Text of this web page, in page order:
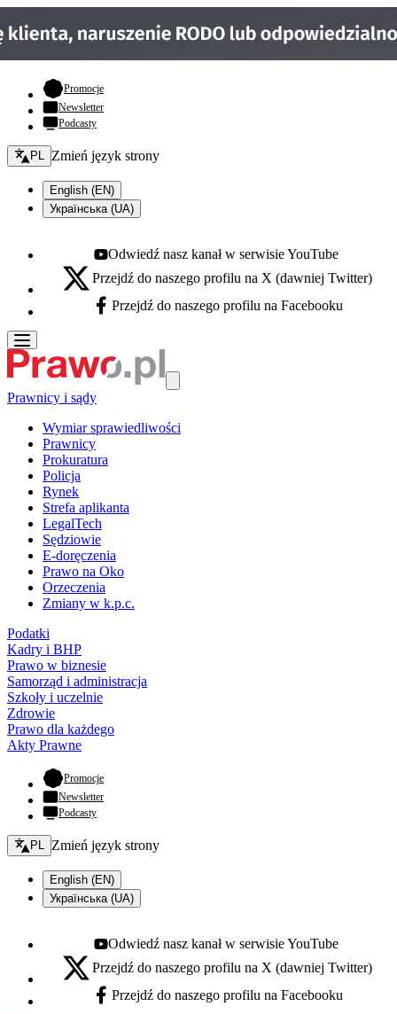
Promocje- otwiera się w nowej karcie
Newsletter
Podcasty
Zmień język - bieżący:
PL Zmień język strony
English (EN)
Українська (UA)
Youtube - otwiera się w nowej karcie
Odwiedź nasz kanał w serwisie YouTube
X - otwiera się w nowej karcie
Przejdź do naszego profilu na X (dawniej Twitter)
Facebook - otwiera się w nowej karcie
Przejdź do naszego profilu na Facebooku
Prawnicy i sądy
Wymiar sprawiedliwości
Prawnicy
Prokuratura
Policja
Rynek
Strefa aplikanta
LegalTech
Sędziowie
E-doręczenia
Prawo na Oko
Orzeczenia
Zmiany w k.p.c.
Podatki
Kadry i BHP
Prawo w biznesie
Samorząd i administracja
Szkoły i uczelnie
Zdrowie
Prawo dla każdego
Akty Prawne
Promocje- otwiera się w nowej karcie
Newsletter
Podcasty
Zmień język - bieżący:
PL Zmień język strony
English (EN)
Українська (UA)
Youtube - otwiera się w nowej karcie
Odwiedź nasz kanał w serwisie YouTube
X - otwiera się w nowej karcie
Przejdź do naszego profilu na X (dawniej Twitter)
Facebook - otwiera się w nowej karcie
Przejdź do naszego profilu na Facebooku